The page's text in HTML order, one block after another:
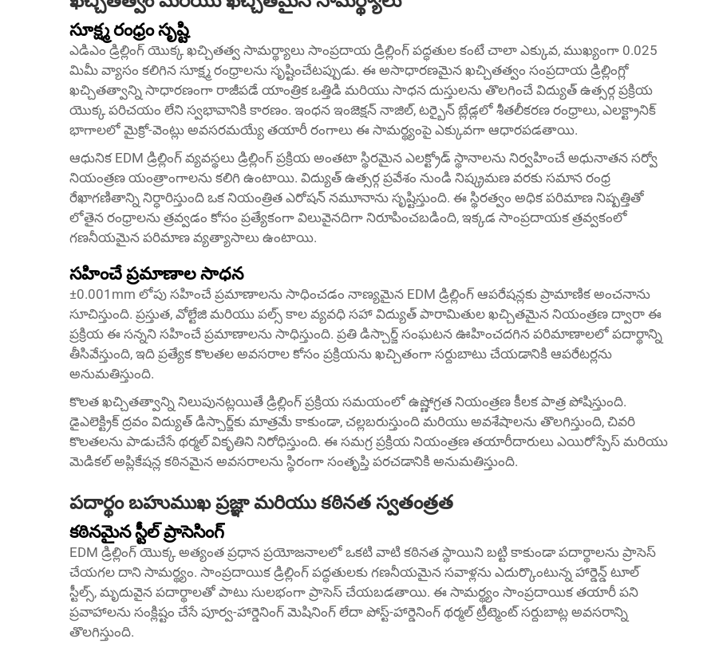
సూక్ష్మ రంధ్రం సృష్టి
ఎడిఎం డ్రిల్లింగ్ యొక్క ఖచ్చితత్వ సామర్థ్యాలు సాంప్రదాయ డ్రిల్లింగ్ పద్ధతుల కంటే చాలా ఎక్కువ, ముఖ్యంగా 0.025
మిమీ వ్యాసం కలిగిన సూక్ష్మ రంధ్రాలను సృష్టించేటప్పుడు. ఈ అసాధారణమైన ఖచ్చితత్వం సంప్రదాయ డ్రిల్లింగ్లో
ఖచ్చితత్వాన్ని సాధారణంగా రాజీపడే యాంత్రిక ఒత్తిడి మరియు సాధన దుస్తులను తొలగించే విద్యుత్ ఉత్సర్గ ప్రక్రియ
యొక్క పరిచయం లేని స్వభావానికి కారణం. ఇంధన ఇంజెక్షన్ నాజిల్, టర్బైన్ బ్లేడ్లలో శీతలీకరణ రంధ్రాలు, ఎలక్ట్రానిక్
భాగాలలో మైక్రో-వెంట్లు అవసరమయ్యే తయారీ రంగాలు ఈ సామర్థ్యంపై ఎక్కువగా ఆధారపడతాయి.
ఆధునిక EDM డ్రిల్లింగ్ వ్యవస్థలు డ్రిల్లింగ్ ప్రక్రియ అంతటా స్థిరమైన ఎలక్ట్రోడ్ స్థానాలను నిర్వహించే అధునాతన సర్వో
నియంత్రణ యంత్రాంగాలను కలిగి ఉంటాయి. విద్యుత్ ఉత్సర్గ ప్రవేశం నుండి నిష్క్రమణ వరకు సమాన రంధ్ర
రేఖాగణితాన్ని నిర్ధారిస్తుంది ఒక నియంత్రిత ఎరోషన్ నమూనాను సృష్టిస్తుంది. ఈ స్థిరత్వం అధిక పరిమాణ నిష్పత్తితో
లోతైన రంధ్రాలను త్రవ్వడం కోసం ప్రత్యేకంగా విలువైనదిగా నిరూపించబడింది, ఇక్కడ సాంప్రదాయక త్రవ్వకంలో
గణనీయమైన పరిమాణ వ్యత్యాసాలు ఉంటాయి.
సహించే ప్రమాణాల సాధన
±0.001mm లోపు సహించే ప్రమాణాలను సాధించడం నాణ్యమైన EDM డ్రిల్లింగ్ ఆపరేషన్లకు ప్రామాణిక అంచనాను
సూచిస్తుంది. ప్రస్తుత, వోల్టేజి మరియు పల్స్ కాల వ్యవధి సహా విద్యుత్ పారామితుల ఖచ్చితమైన నియంత్రణ ద్వారా ఈ
ప్రక్రియ ఈ సన్నని సహించే ప్రమాణాలను సాధిస్తుంది. ప్రతి డిస్చార్జ్ సంఘటన ఊహించదగిన పరిమాణాలలో పదార్థాన్ని
తీసివేస్తుంది, ఇది ప్రత్యేక కొలతల అవసరాల కోసం ప్రక్రియను ఖచ్చితంగా సర్దుబాటు చేయడానికి ఆపరేటర్లను
అనుమతిస్తుంది.
కొలత ఖచ్చితత్వాన్ని నిలుపునట్లయితే డ్రిల్లింగ్ ప్రక్రియ సమయంలో ఉష్ణోగ్రత నియంత్రణ కీలక పాత్ర పోషిస్తుంది.
డైఎలెక్ట్రిక్ ద్రవం విద్యుత్ డిస్చార్జ్‌కు మాత్రమే కాకుండా, చల్లబరుస్తుంది మరియు అవశేషాలను తొలగిస్తుంది, చివరి
కొలతలను పాడుచేసే థర్మల్ వికృతిని నిరోధిస్తుంది. ఈ సమగ్ర ప్రక్రియ నియంత్రణ తయారీదారులు ఎయిరోస్పేస్ మరియు
మెడికల్ అప్లికేషన్ల కఠినమైన అవసరాలను స్థిరంగా సంతృప్తి పరచడానికి అనుమతిస్తుంది.
పదార్థం బహుముఖ ప్రజ్ఞా మరియు కఠినత స్వతంత్రత
కఠినమైన స్టీల్ ప్రాసెసింగ్
EDM డ్రిల్లింగ్ యొక్క అత్యంత ప్రధాన ప్రయోజనాలలో ఒకటి వాటి కఠినత స్థాయిని బట్టి కాకుండా పదార్థాలను ప్రాసెస్
చేయగల దాని సామర్థ్యం. సాంప్రదాయిక డ్రిల్లింగ్ పద్ధతులకు గణనీయమైన సవాళ్లను ఎదుర్కొంటున్న హార్డెన్డ్ టూల్
స్టీల్స్, మృదువైన పదార్థాలతో పాటు సులభంగా ప్రాసెస్ చేయబడతాయి. ఈ సామర్థ్యం సాంప్రదాయిక తయారీ పని
ప్రవాహాలను సంక్లిష్టం చేసే పూర్వ-హార్డెనింగ్ మెషినింగ్ లేదా పోస్ట్-హార్డెనింగ్ థర్మల్ ట్రీట్మెంట్ సర్దుబాట్ల అవసరాన్ని
తొలగిస్తుంది.